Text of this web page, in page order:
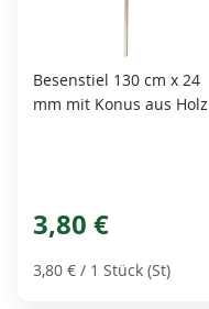
Besenstiel 130 cm x 24
mm mit Konus aus Holz
3,80 €
3,80 € / 1 Stück (St)